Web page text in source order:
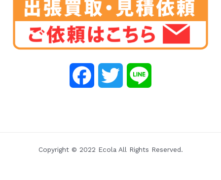
e t e
Copyright © 2022 Ecola All Rights Reserved.